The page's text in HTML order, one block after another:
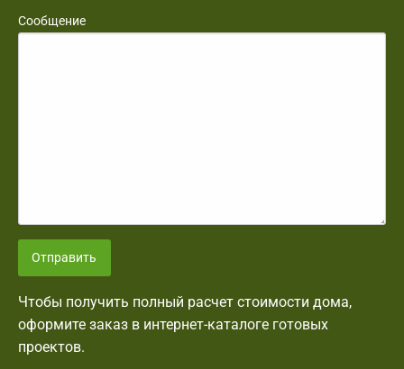
Сообщение
Отправить
Чтобы получить полный расчет стоимости дома,
оформите заказ в интернет-каталоге готовых
проектов.